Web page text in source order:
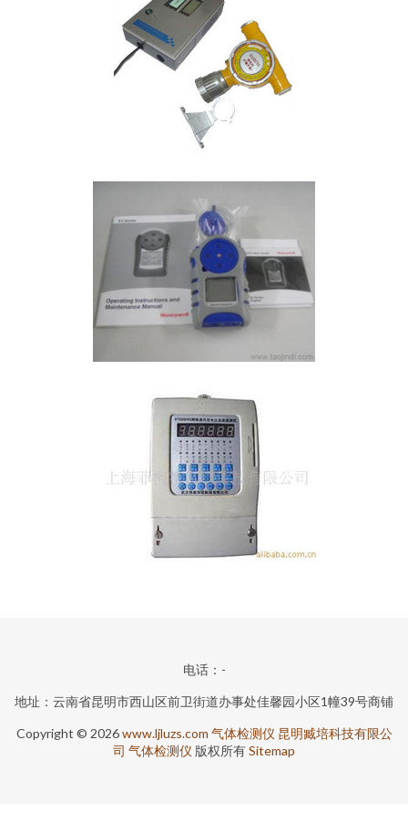
电话：-
地址：云南省昆明市西山区前卫街道办事处佳馨园小区1幢39号商铺
Copyright © 2026www.ljluzs.com 气体检测仪 昆明臧培科技有限公
司 气体检测仪 版权所有Sitemap